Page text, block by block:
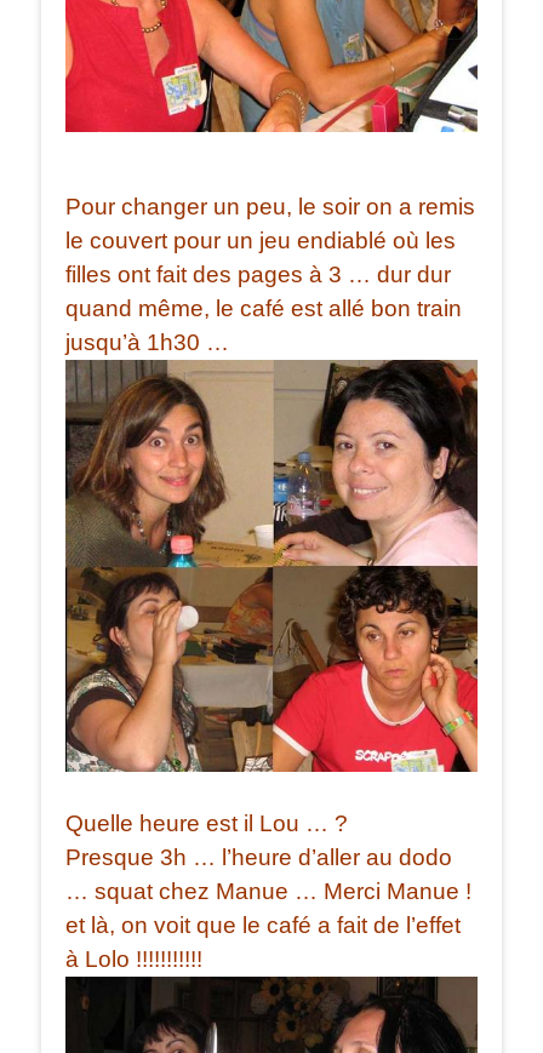
Pour changer un peu, le soir on a remis
le couvert pour un jeu endiablé où les
filles ont fait des pages à 3 … dur dur
quand même, le café est allé bon train
jusqu’à 1h30 …
Quelle heure est il Lou … ?
Presque 3h … l’heure d’aller au dodo
… squat chez Manue … Merci Manue !
et là, on voit que le café a fait de l’effet
à Lolo !!!!!!!!!!!